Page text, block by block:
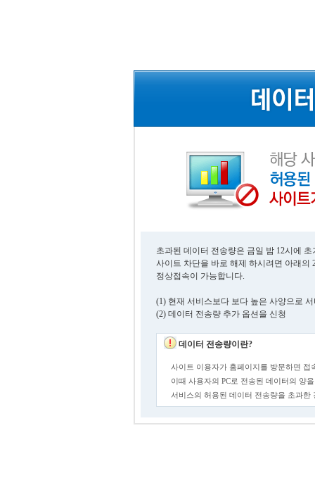
초과된 데이터 전송량은 금일 밤 12시에
사이트 차단을 바로 해제 하시려면 아래의
정상접속이 가능합니다.
(1) 현재 서비스보다 보다 높은 사양으로
(2) 데이터 전송량 추가 옵션을 신청
데이터 전송량이란?
사이트 이용자가 홈페이지를 방문하면 접
이때 사용자의 PC로 전송된 데이터의 양
서비스의 허용된 데이터 전송량을 초과